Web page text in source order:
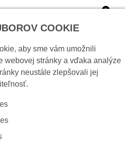
0
Modulárny IP video interkom
COOKIE
aby sme vám umožnili
webovej stránky a vďaka analýze
neustále zlepšovali jej